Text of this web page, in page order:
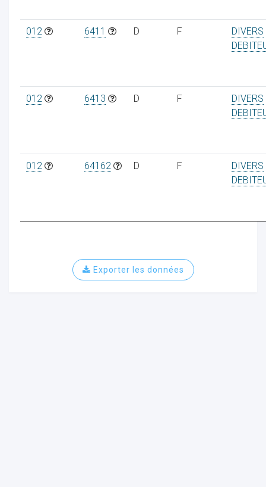
012 6411 D F
DIVERS
012 6413 D F
DIVERS
012 64162 D F
DIVERS
Exporter les données